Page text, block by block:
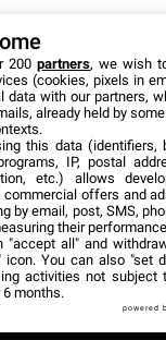
200partners, we wish
(cookies, pixels in
data with our partners,
already held by
this data (identifiers,
IP, postal
etc.) allows
commercial offers and
by email, post, SMS,
their
"accept all" and
icon. You can also "set
activities not subject
months.
powered